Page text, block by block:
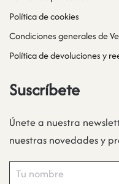
Política de cookies
Condiciones generales de
Política de devoluciones y
Suscríbete
Únete a nuestra
nuestras novedades y